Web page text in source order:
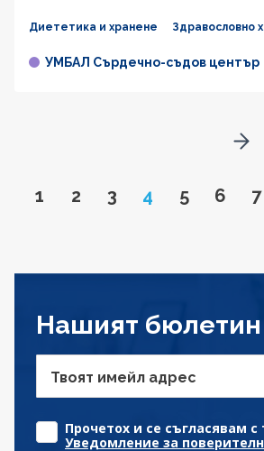
Диететика и хранене Здравословно
УМБАЛ Сърдечно-съдов център
Go to page
1 Go to page
2 Go to page
3 Page
4 Go to
5 Go to
6 7
Go
Нашият бюлетин
Твоят имейл адрес
Прочетох и се съгласявам с
Уведомление за